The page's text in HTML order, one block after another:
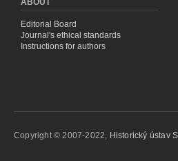
ABOUT
Editorial Board
Journal's ethical standards
Instructions for authors
Copyright © 2007-2022, Historický ústav